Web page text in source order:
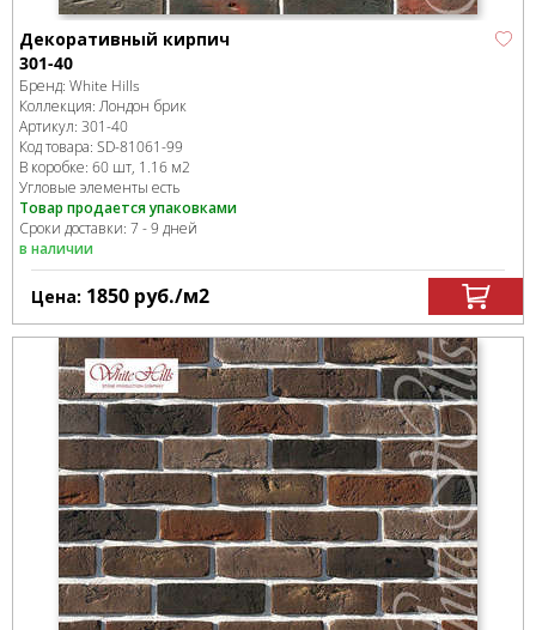
Декоративный кирпич
301-40
Бренд: White Hills
Коллекция:Лондон брик
Артикул: 301-40
Код товара: SD-81061-99
В коробке: 60 шт, 1.16 м2
Угловые элементы есть
Товар продается упаковками
Сроки доставки: 7 - 9 дней
в наличии
Цена: 1850 руб./м2